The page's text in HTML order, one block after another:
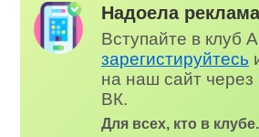
Надоела
Вступайте в клуб
зарегистируйтесь
на наш сайт через
ВК.
Для всех, кто в